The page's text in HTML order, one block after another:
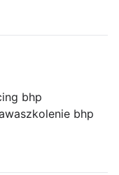
bhp
szkolenie bhp